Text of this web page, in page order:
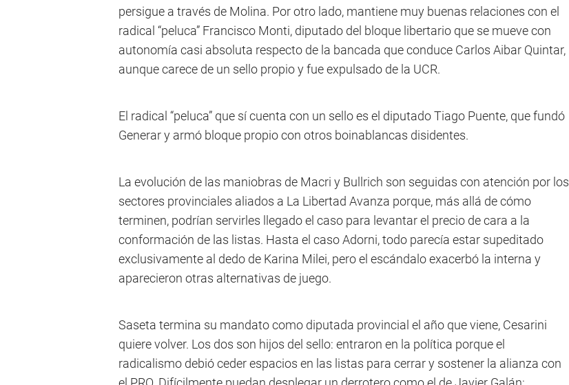
persigue a través de Molina. Por otro lado, mantiene muy buenas relaciones con el
radical “peluca” Francisco Monti, diputado del bloque libertario que se mueve con
autonomía casi absoluta respecto de la bancada que conduce Carlos Aibar Quintar,
aunque carece de un sello propio y fue expulsado de la UCR.
El radical “peluca” que sí cuenta con un sello es el diputado Tiago Puente, que fundó
Generar y armó bloque propio con otros boinablancas disidentes.
La evolución de las maniobras de Macri y Bullrich son seguidas con atención por los
sectores provinciales aliados a La Libertad Avanza porque, más allá de cómo
terminen, podrían servirles llegado el caso para levantar el precio de cara a la
conformación de las listas. Hasta el caso Adorni, todo parecía estar supeditado
exclusivamente al dedo de Karina Milei, pero el escándalo exacerbó la interna y
aparecieron otras alternativas de juego.
Saseta termina su mandato como diputada provincial el año que viene, Cesarini
quiere volver. Los dos son hijos del sello: entraron en la política porque el
radicalismo debió ceder espacios en las listas para cerrar y sostener la alianza con